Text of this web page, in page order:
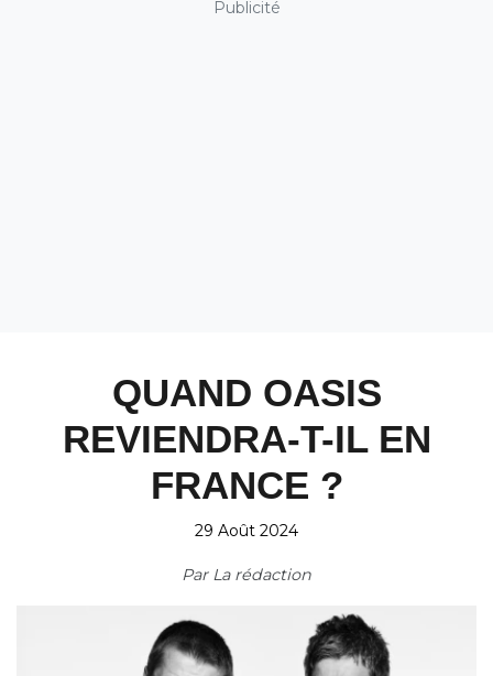
Publicité
QUAND OASIS
REVIENDRA-T-IL EN
FRANCE ?
29 Août 2024
Par La rédaction